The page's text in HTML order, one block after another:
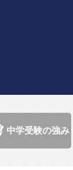
中学受験の強み